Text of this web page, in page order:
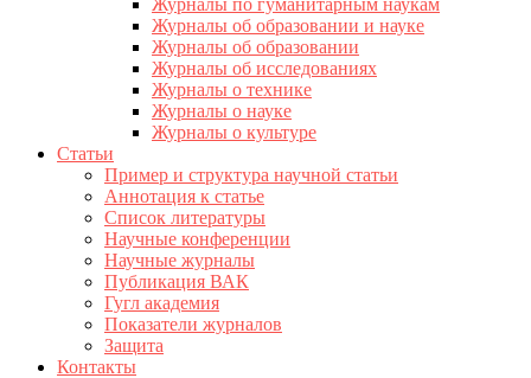
Журналы по гуманитарным наукам
Журналы об образовании и науке
Журналы об образовании
Журналы об исследованиях
Журналы о технике
Журналы о науке
Журналы о культуре
Статьи
Пример и структура научной статьи
Аннотация к статье
Список литературы
Научные конференции
Научные журналы
Публикация ВАК
Гугл академия
Показатели журналов
Защита
Контакты